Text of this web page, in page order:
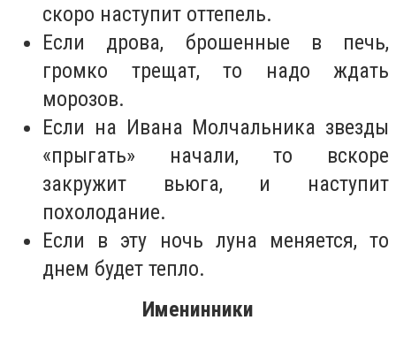
скоро наступит оттепель.
Если дрова, брошенные в печь,
громко трещат, то надо ждать
морозов.
Если на Ивана Молчальника звезды
«прыгать» начали, то вскоре
закружит вьюга, и наступит
похолодание.
Если в эту ночь луна меняется, то
днем будет тепло.
Именинники